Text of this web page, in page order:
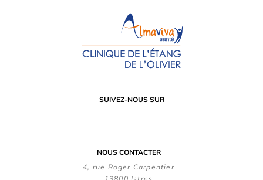
SUIVEZ-NOUS SUR
NOUS CONTACTER
4, rue Roger Carpentier